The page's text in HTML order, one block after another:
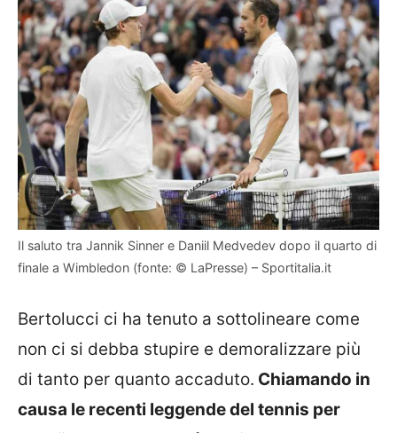
Il saluto tra Jannik Sinner e Daniil Medvedev dopo il quarto di
finale a Wimbledon (fonte: © LaPresse) – Sportitalia.it
Bertolucci ci ha tenuto a sottolineare come
non ci si debba stupire e demoralizzare più
di tanto per quanto accaduto. Chiamando in
causa le recenti leggende del tennis per